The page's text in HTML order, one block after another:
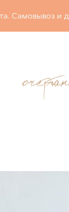
Самовывоз и